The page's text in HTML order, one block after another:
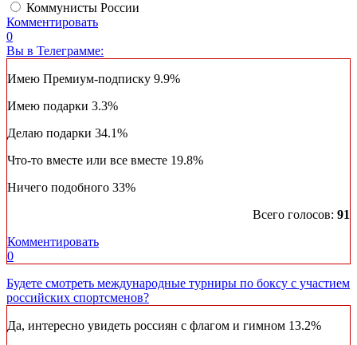
Коммунисты России
Комментировать
0
Вы в Телеграмме:
Имею Премиум-подписку 9.9%
Имею подарки 3.3%
Делаю подарки 34.1%
Что-то вместе или все вместе 19.8%
Ничего подобного 33%
Всего голосов: 91
Комментировать
0
Будете смотреть международные турниры по боксу с участием
российских спортсменов?
Да, интересно увидеть россиян с флагом и гимном 13.2%